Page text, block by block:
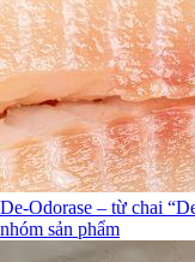
De-Odorase – từ chai
nhóm sản phẩm